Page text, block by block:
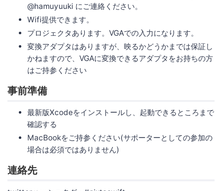
@hamuyuuki にご連絡ください。
Wifi提供できます。
プロジェクタあります。VGAでの入力になります。
変換アダプタはありますが、映るかどうかまでは保証し
かねますので、VGAに変換できるアダプタをお持ちの方
はご持参ください
事前準備
最新版Xcodeをインストールし、起動できるところまで
確認する
MacBookをご持参ください(サポーターとしての参加の
場合は必須ではありません)
連絡先